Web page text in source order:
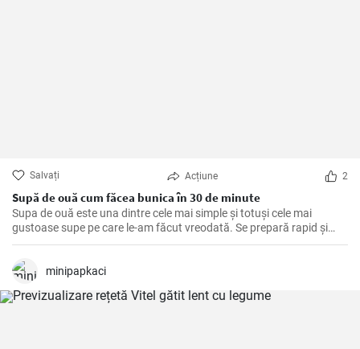
Salvați Acțiune 2
Supă de ouă cum făcea bunica în 30 de minute
Supa de ouă este una dintre cele mai simple și totuși cele mai
gustoase supe pe care le-am făcut vreodată. Se prepară rapid și
fără efort, este sănătoasă și bogată în proteine. Am învățat această
spre deliciul familiei mele. Ingredientele principale sunt, bineînțeles,
minipapkaci